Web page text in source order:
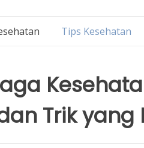
Tips Kesehatan
Trik